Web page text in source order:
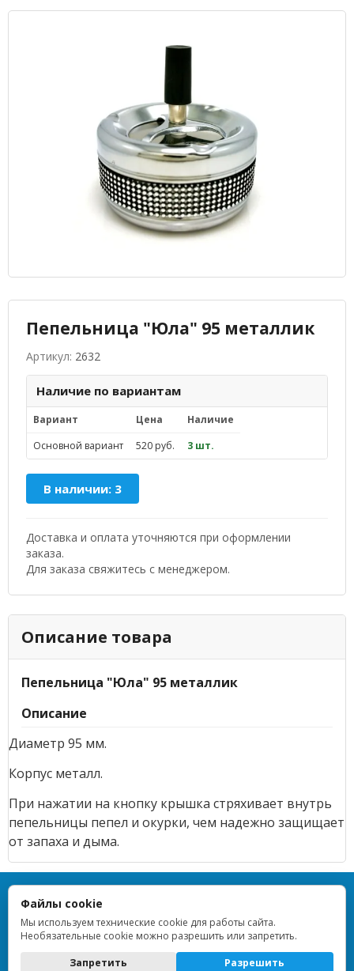
Пепельница "Юла" 95 металлик
Артикул: 2632
Наличие по вариантам
Вариант Цена
Наличие
Основной вариант
520 руб. 3 шт.
В наличии: 3
Доставка и оплата уточняются при оформлении
заказа.
Для заказа свяжитесь с менеджером.
Описание товара
Пепельница "Юла" 95 металлик
Описание
Диаметр 95 мм.
Корпус металл.
При нажатии на кнопку крышка стряхивает внутрь
пепельницы пепел и окурки, чем надежно защищает
от запаха и дыма.
ИП Дрейблат Людмила Вячеславовна · ИНН 773376648955 ·
ОГРНИП 314774628900854 · Регистрация 16.10.2014 · г. Москва ·
ОКВЭД 47.99
Файлы cookie
Мы используем технические cookie для работы сайта.
Необязательные cookie можно разрешить или запретить.
Запретить
Разрешить